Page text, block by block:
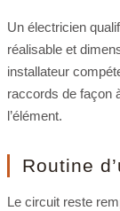
Un électricien
réalisable et
installateur
raccords de façon
l’élément.
Routine
Le circuit reste